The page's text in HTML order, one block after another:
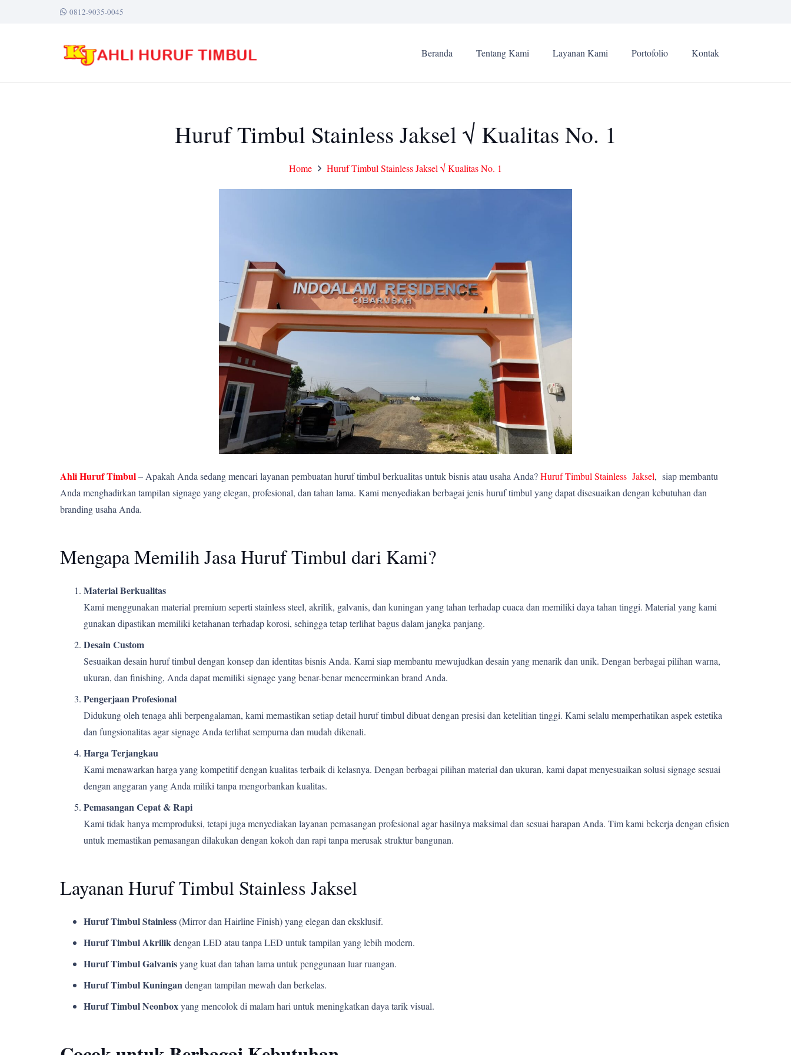
0812-9035-0045
Beranda Tentang Kami Layanan Kami Portofolio Kontak
Huruf Timbul Stainless Jaksel √ Kualitas No. 1
Home Huruf Timbul Stainless Jaksel √ Kualitas No. 1
Ahli Huruf Timbul– Apakah Anda sedang mencari layanan pembuatan huruf timbul berkualitas untuk bisnis atau usaha Anda?Huruf Timbul Stainless Jaksel, siap membantu
Anda menghadirkan tampilan signage yang elegan, profesional, dan tahan lama. Kami menyediakan berbagai jenis huruf timbul yang dapat disesuaikan dengan kebutuhan dan
branding usaha Anda.
Mengapa Memilih Jasa Huruf Timbul dari Kami?
Material Berkualitas
Kami menggunakan material premium seperti stainless steel, akrilik, galvanis, dan kuningan yang tahan terhadap cuaca dan memiliki daya tahan tinggi. Material yang kami
gunakan dipastikan memiliki ketahanan terhadap korosi, sehingga tetap terlihat bagus dalam jangka panjang.
Desain Custom
Sesuaikan desain huruf timbul dengan konsep dan identitas bisnis Anda. Kami siap membantu mewujudkan desain yang menarik dan unik. Dengan berbagai pilihan warna,
ukuran, dan finishing, Anda dapat memiliki signage yang benar-benar mencerminkan brand Anda.
Pengerjaan Profesional
Didukung oleh tenaga ahli berpengalaman, kami memastikan setiap detail huruf timbul dibuat dengan presisi dan ketelitian tinggi. Kami selalu memperhatikan aspek estetika
dan fungsionalitas agar signage Anda terlihat sempurna dan mudah dikenali.
Harga Terjangkau
Kami menawarkan harga yang kompetitif dengan kualitas terbaik di kelasnya. Dengan berbagai pilihan material dan ukuran, kami dapat menyesuaikan solusi signage sesuai
dengan anggaran yang Anda miliki tanpa mengorbankan kualitas.
Pemasangan Cepat & Rapi
Kami tidak hanya memproduksi, tetapi juga menyediakan layanan pemasangan profesional agar hasilnya maksimal dan sesuai harapan Anda. Tim kami bekerja dengan efisien
untuk memastikan pemasangan dilakukan dengan kokoh dan rapi tanpa merusak struktur bangunan.
Layanan Huruf Timbul Stainless Jaksel
Huruf Timbul Stainless(Mirror dan Hairline Finish) yang elegan dan eksklusif.
Huruf Timbul Akrilikdengan LED atau tanpa LED untuk tampilan yang lebih modern.
Huruf Timbul Galvanisyang kuat dan tahan lama untuk penggunaan luar ruangan.
Huruf Timbul Kuningandengan tampilan mewah dan berkelas.
Huruf Timbul Neonboxyang mencolok di malam hari untuk meningkatkan daya tarik visual.